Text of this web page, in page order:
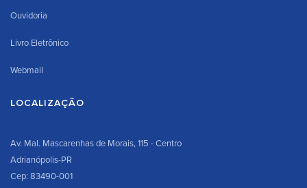
Ouvidoria
Livro Eletrônico
Webmail
LOCALIZAÇÃO
Av. Mal. Mascarenhas de Morais, 115 - Centro
Adrianópolis-PR
Cep: 83490-001